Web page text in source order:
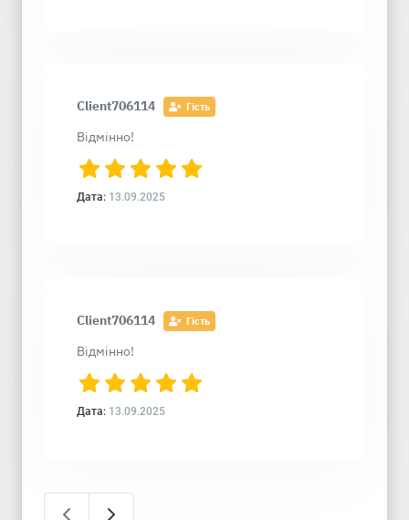
Client706114 Гість
Відмінно!
Дата: 13.09.2025
Client706114 Гість
Відмінно!
Дата: 13.09.2025